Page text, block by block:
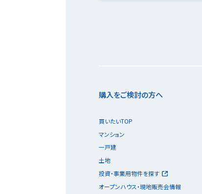
購入をご検討の方へ
買いたいTOP
マンション
一戸建
土地
投資・事業用物件を探す
オープンハウス・現地販売会情報